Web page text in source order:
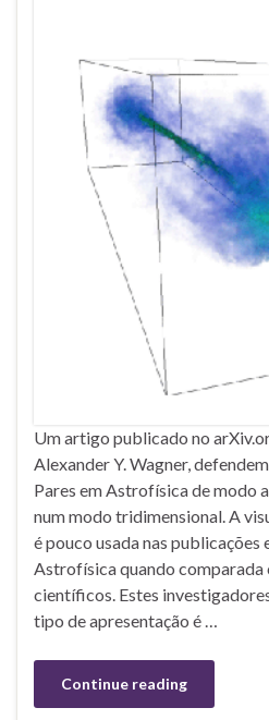
Um artigo publicado no
Alexander Y. Wagner,
Pares em Astrofísica de modo
num modo tridimensional. A
é pouco usada nas publicações
Astrofísica quando comparada
científicos. Estes
tipo de apresentação é …
Continue reading